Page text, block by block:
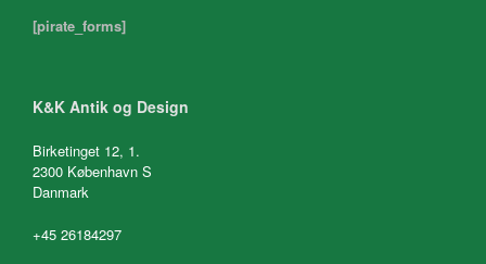
[pirate_forms]
K&K Antik og Design
Birketinget 12, 1.
2300 København S
Danmark
+45 26184297